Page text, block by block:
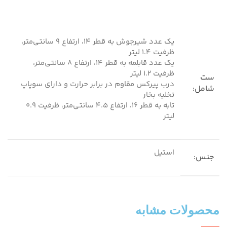
ست
شامل:
یک عدد شیرجوش به قطر 14، ارتفاع 9 سانتی‌متر،
ظرفیت 1.4 لیتر
یک عدد قابلمه به قطر 14، ارتفاع 8 سانتی‌متر،
ظرفیت 1.2 لیتر
درب پیرکس مقاوم در برابر حرارت و دارای سوپاپ
تخلیه بخار
تابه به قطر 16، ارتفاع 4.5 سانتی‌متر، ظرفیت 0.9
لیتر
جنس: استیل
محصولات مشابه